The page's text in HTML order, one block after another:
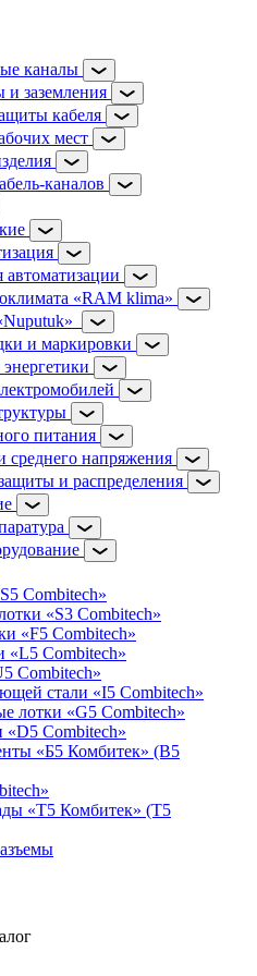
каналы
заземления
кабеля
мест
каналов
«RAM klima»
и маркировки
питания
среднего напряжения
и распределения
Combitech»
«S3 Combitech»
«F5 Combitech»
«L5 Combitech»
Combitech»
стали «I5 Combitech»
лотки «G5 Combitech»
«D5 Combitech»
«Б5 Комбитек» (B5
«Т5 Комбитек» (T5